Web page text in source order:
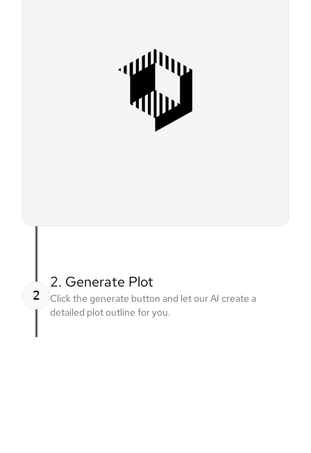
2
2. Generate Plot
Click the generate button and let our AI create a
detailed plot outline for you.